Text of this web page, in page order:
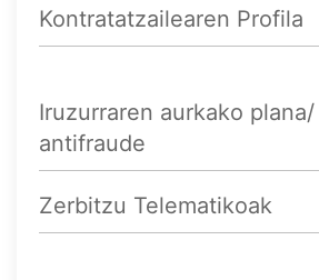
Kontratatzailearen Profila
Iruzurraren aurkako plana/
antifraude
Zerbitzu Telematikoak